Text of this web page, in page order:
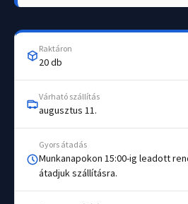
Raktáron
20 db
Várható szállítás
augusztus 11.
Gyors átadás
Munkanapokon 15:00-ig leadott
átadjuk szállításra.